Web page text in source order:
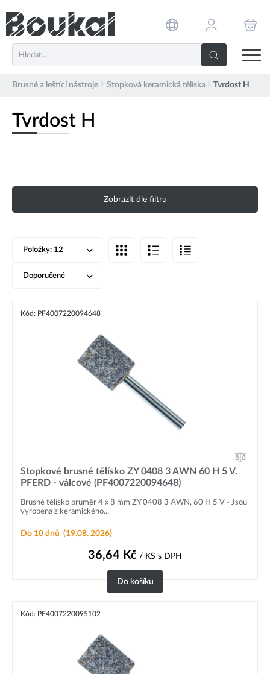
Brusné a leštící nástroje Stopková keramická tělíska Tvrdost H
Tvrdost H
Zobrazit dle filtru
Položky: 12
Doporučené
Kód: PF4007220094648
Stopkové brusné tělísko ZY 0408 3 AWN 60 H 5 V.
PFERD - válcové (PF4007220094648)
Brusné tělísko průměr 4 x 8 mm ZY 0408 3 AWN, 60 H 5 V - Jsou
vyrobena z keramického...
Do 10 dnů (19.08. 2026)
36,64 Kč / KS s DPH
Do košíku
Kód: PF4007220095102